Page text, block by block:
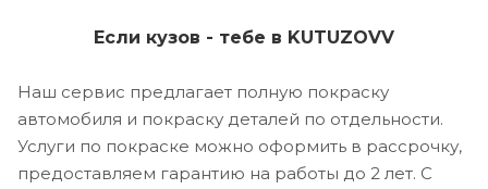
Если кузов - тебе в KUTUZOVV
Наш сервис предлагает полную покраску
автомобиля и покраску деталей по отдельности.
Услуги по покраске можно оформить в рассрочку,
предоставляем гарантию на работы до 2 лет. С